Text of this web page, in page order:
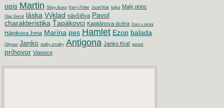
opis Martin Slávy dcera Harry Potter Jozef Mak bájka Malý princ
Otec Goriot láska Výklad návštěva Pavol
charakteristika Ťapákovci Kapitánova dcéra Dom v stráni
Hájnikova žena Marína pes Hamlet Ezop balada
Odysea Janko statky zmatky Antigona Janko Kraľ povesť
príhovor Vianoce